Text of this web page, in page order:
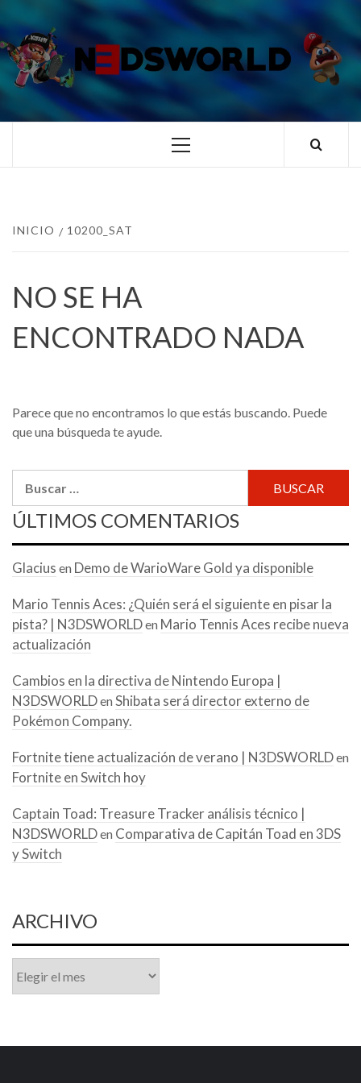
al
contenido
TUS ESPECIALISTAS EN NINTENDO
Menú
INICIO 10200_SAT
NO SE HA
ENCONTRADO NADA
Parece que no encontramos lo que estás buscando. Puede
que una búsqueda te ayude.
ÚLTIMOS COMENTARIOS
Glacius en Demo de WarioWare Gold ya disponible
Mario Tennis Aces: ¿Quién será el siguiente en pisar la
pista? | N3DSWORLDen Mario Tennis Aces recibe nueva
actualización
Cambios en la directiva de Nintendo Europa |
N3DSWORLDen Shibata será director externo de
Pokémon Company.
Fortnite tiene actualización de verano | N3DSWORLDen
Fortnite en Switch hoy
Captain Toad: Treasure Tracker análisis técnico |
N3DSWORLDen Comparativa de Capitán Toad en 3DS
y Switch
ARCHIVO